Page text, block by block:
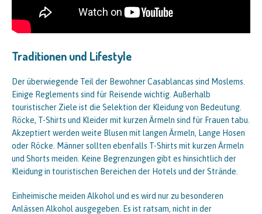
Traditionen und Lifestyle
Der überwiegende Teil der Bewohner Casablancas sind Moslems.
Einige Reglements sind für Reisende wichtig. Außerhalb
touristischer Ziele ist die Selektion der Kleidung von Bedeutung.
Röcke, T-Shirts und Kleider mit kurzen Ärmeln sind für Frauen tabu.
Akzeptiert werden weite Blusen mit langen Ärmeln, Lange Hosen
oder Röcke. Männer sollten ebenfalls T-Shirts mit kurzen Ärmeln
und Shorts meiden. Keine Begrenzungen gibt es hinsichtlich der
Kleidung in touristischen Bereichen der Hotels und der Strände.
Einheimische meiden Alkohol und es wird nur zu besonderen
Anlässen Alkohol ausgegeben. Es ist ratsam, nicht in der